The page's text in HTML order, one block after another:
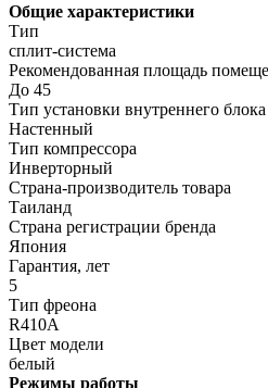
Общие характеристики
Тип
сплит-система
Рекомендованная площадь
До 45
Тип установки внутреннего блока
Настенный
Тип компрессора
Инверторный
Страна-производитель товара
Таиланд
Страна регистрации бренда
Япония
Гарантия, лет
5
Тип фреона
R410A
Цвет модели
белый
Режимы работы